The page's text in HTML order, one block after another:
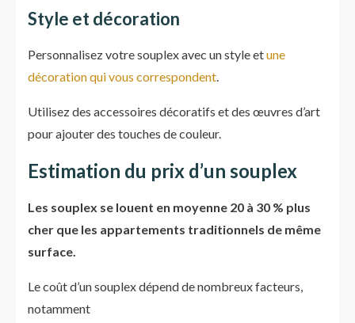
Style et décoration
Personnalisez votre souplex avec un style etune
décoration qui vous correspondent.
Utilisez des accessoires décoratifs et des œuvres d’art
pour ajouter des touches de couleur.
Estimation du prix d’un souplex
Les souplex se louent en moyenne 20 à 30 % plus
cher que les appartements traditionnels de même
surface.
Le coût d’un souplex dépend de nombreux facteurs,
notamment